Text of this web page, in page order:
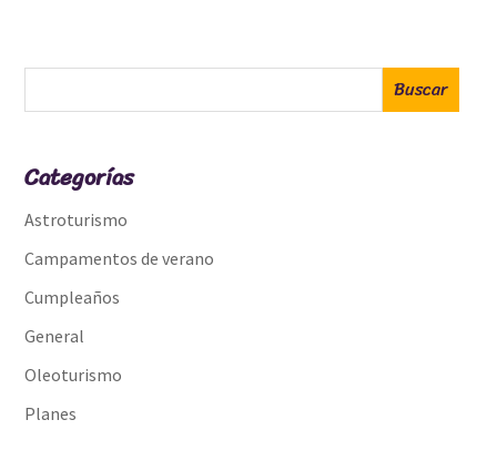
Categorías
Astroturismo
Campamentos de verano
Cumpleaños
General
Oleoturismo
Planes